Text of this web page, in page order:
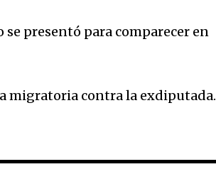
se presentó para comparecer en
migratoria contra la exdiputada.